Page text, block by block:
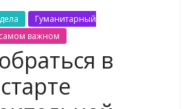
Гуманитарный
важном
в